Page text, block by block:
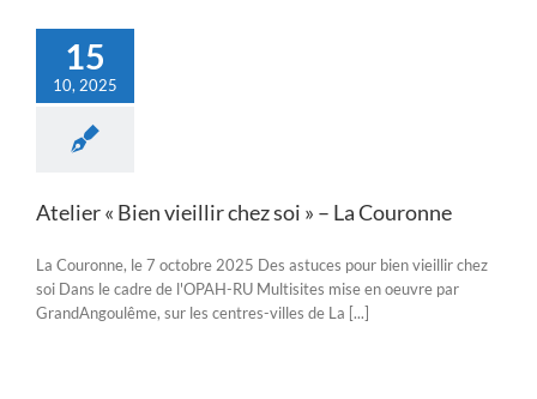
15
10, 2025
Atelier « Bien vieillir chez soi » – La Couronne
La Couronne, le 7 octobre 2025 Des astuces pour bien vieillir chez
soi Dans le cadre de l'OPAH-RU Multisites mise en oeuvre par
GrandAngoulême, sur les centres-villes de La [...]